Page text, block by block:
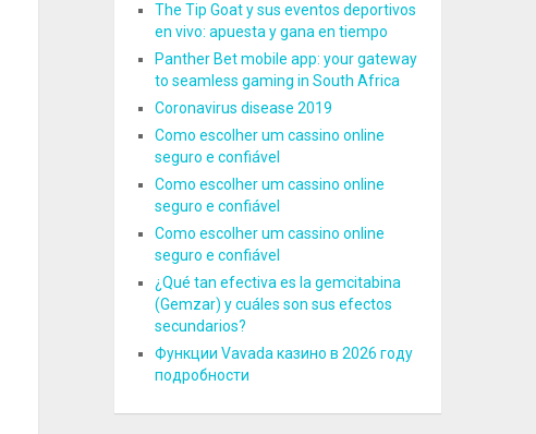
The Tip Goat y sus eventos deportivos
en vivo: apuesta y gana en tiempo
Panther Bet mobile app: your gateway
to seamless gaming in South Africa
Coronavirus disease 2019
Como escolher um cassino online
seguro e confiável
Como escolher um cassino online
seguro e confiável
Como escolher um cassino online
seguro e confiável
¿Qué tan efectiva es la gemcitabina
(Gemzar) y cuáles son sus efectos
secundarios?
Функции Vavada казино в 2026 году
подробности